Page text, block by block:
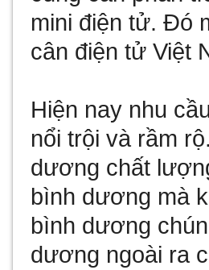
mini điện tử. Đó
cân điện tử Việt
Hiện nay nhu
nổi trội và rầm
dương chất
bình dương mà
bình dương
dương ngoài ra